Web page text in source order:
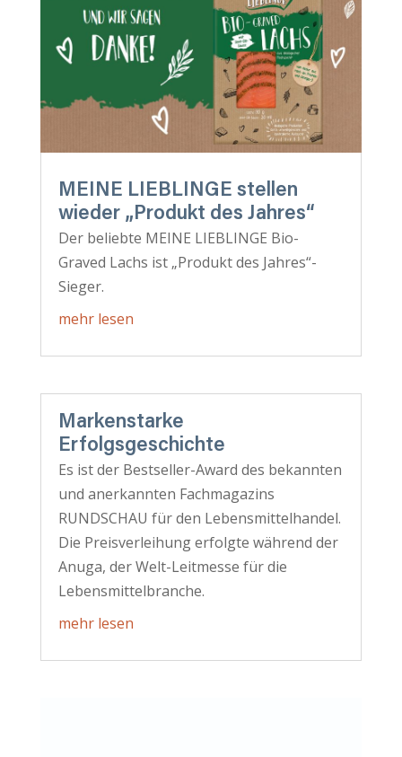
MEINE LIEBLINGE stellen
wieder „Produkt des Jahres“
Der beliebte MEINE LIEBLINGE Bio-
Graved Lachs ist „Produkt des Jahres“-
Sieger.
mehr lesen
Markenstarke
Erfolgsgeschichte
Es ist der Bestseller-Award des bekannten
und anerkannten Fachmagazins
RUNDSCHAU für den Lebensmittelhandel.
Die Preisverleihung erfolgte während der
Anuga, der Welt-Leitmesse für die
Lebensmittelbranche.
mehr lesen